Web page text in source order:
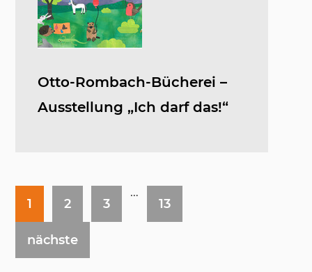
Otto-Rombach-Bücherei –
Ausstellung „Ich darf das!“
1 2 3
…
13
nächste